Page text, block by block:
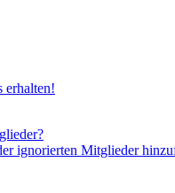
erhalten!
ignorierten Mitglieder